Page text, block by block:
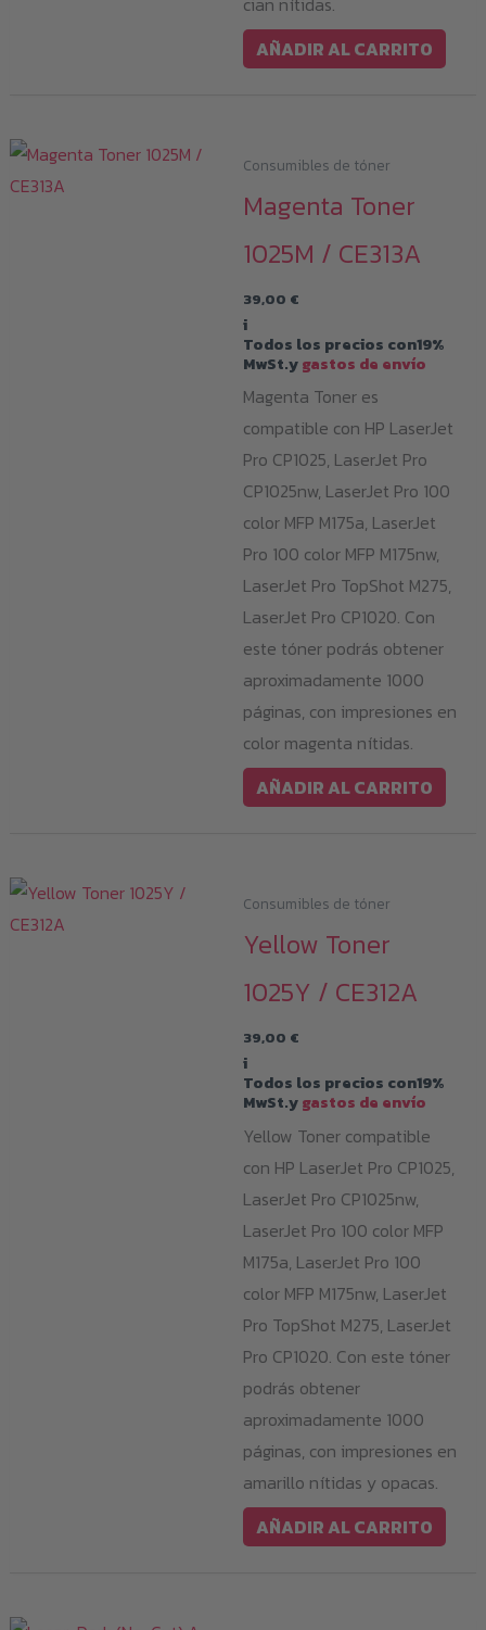
AÑADIR AL CARRITO
Consumibles de tóner
Magenta Toner
1025M / CE313A
39,00 €
i
Todos los precios con19%
MwSt.ygastos de envío
Magenta Toner es
compatible con HP LaserJet
Pro CP1025, LaserJet Pro
CP1025nw, LaserJet Pro 100
color MFP M175a, LaserJet
Pro 100 color MFP M175nw,
LaserJet Pro TopShot M275,
LaserJet Pro CP1020. Con
este tóner podrás obtener
aproximadamente 1000
páginas, con impresiones en
color magenta nítidas.
AÑADIR AL CARRITO
Consumibles de tóner
Yellow Toner
1025Y / CE312A
39,00 €
i
Todos los precios con19%
MwSt.ygastos de envío
Yellow Toner compatible
con HP LaserJet Pro CP1025,
LaserJet Pro CP1025nw,
LaserJet Pro 100 color MFP
M175a, LaserJet Pro 100
color MFP M175nw, LaserJet
Pro TopShot M275, LaserJet
Pro CP1020. Con este tóner
podrás obtener
aproximadamente 1000
páginas, con impresiones en
amarillo nítidas y opacas.
AÑADIR AL CARRITO